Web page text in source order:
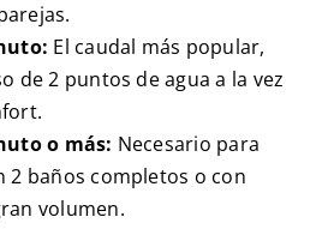
El caudal más popular,
de 2 puntos de agua a la vez
o más: Necesario para
2 baños completos o con
volumen.